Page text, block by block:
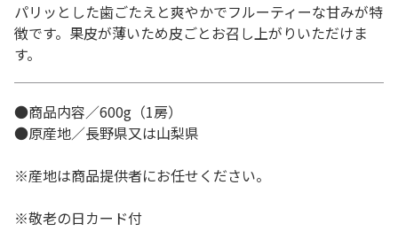
パリッとした歯ごたえと爽やかでフルーティーな甘みが特
徴です。果皮が薄いため皮ごとお召し上がりいただけま
す。
●商品内容／600g（1房）
●原産地／長野県又は山梨県
※産地は商品提供者にお任せください。
※敬老の日カード付